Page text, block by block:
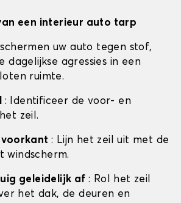
een interieur auto tarp
uw auto tegen stof,
dagelijkse agressies in een
ruimte.
: Identificeer de voor- en
zeil.
voorkant : Lijn het zeil uit met de
windscherm.
geleidelijk af : Rol het zeil
het dak, de deuren en